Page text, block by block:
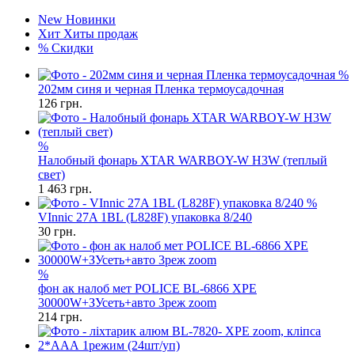
New Новинки
Хит Хиты продаж
% Скидки
%
202мм синя и черная Пленка термоусадочная
126 грн.
%
Налобный фонарь XTAR WARBOY-W H3W (теплый
свет)
1 463 грн.
%
VInnic 27A 1BL (L828F) упаковка 8/240
30 грн.
%
фон ак налоб мет POLICE BL-6866 XPE
30000W+ЗУсеть+авто 3реж zoom
214 грн.